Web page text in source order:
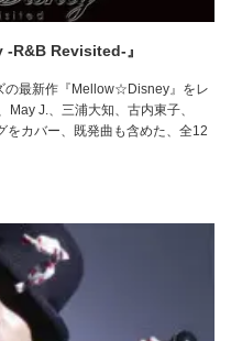
Revisited-』
の最新作『Mellow☆Disney』をレ
J.、三浦大知、古内東子、
をカバー、既発曲も含めた、全12